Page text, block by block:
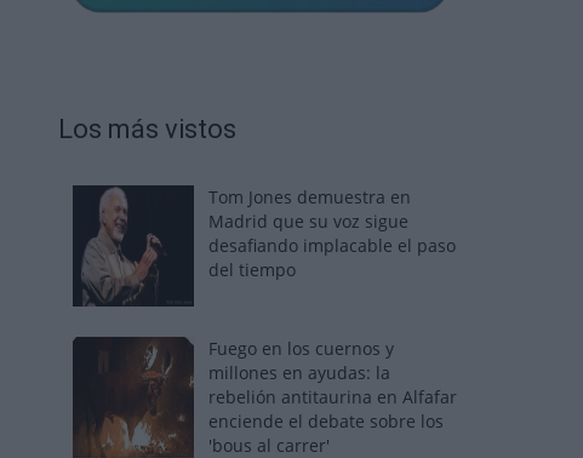
Los más vistos
Tom Jones demuestra en
Madrid que su voz sigue
desafiando implacable el paso
del tiempo
Fuego en los cuernos y
millones en ayudas: la
rebelión antitaurina en Alfafar
enciende el debate sobre los
'bous al carrer'